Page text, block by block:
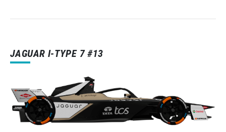
JAGUAR I-TYPE 7 #13